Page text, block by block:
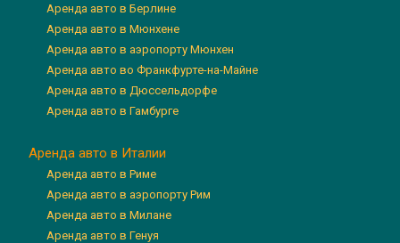
Аренда авто в Берлине
Аренда авто в Мюнхене
Аренда авто в аэропорту Мюнхен
Аренда авто во Франкфурте-на-Майне
Аренда авто в Дюссельдорфе
Аренда авто в Гамбурге
Аренда авто в Италии
Аренда авто в Риме
Аренда авто в аэропорту Рим
Аренда авто в Милане
Аренда авто в Генуя